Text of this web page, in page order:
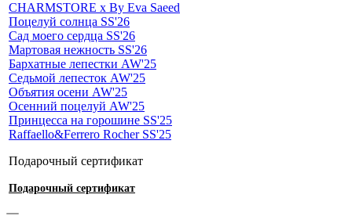
CHARMSTORE х By Eva Saeed
Поцелуй солнца SS'26
Сад моего сердца SS'26
Мартовая нежность SS'26
Бархатные лепестки AW'25
Седьмой лепесток AW'25
Объятия осени AW'25
Осенний поцелуй AW'25
Принцесса на горошине SS'25
Raffaello&Ferrero Rocher SS'25
Подарочный сертификат
Подарочный сертификат